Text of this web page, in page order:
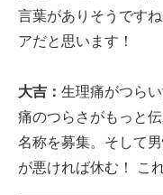
言葉がありそうです
アだと思います！
大吉： 生理痛がつら
痛のつらさがもっと
名称を募集。そして
が悪ければ休む！ こ